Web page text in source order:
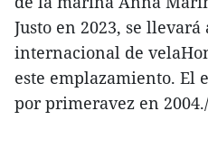
Justo en 2023, se
internacional de
este emplazamiento. El
por primeravez en